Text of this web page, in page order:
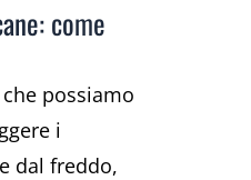
come
possiamo
i
dal freddo,